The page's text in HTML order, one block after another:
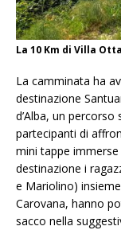
La 10 Km di Villa
La camminata ha
destinazione
d’Alba, un
partecipanti di
mini tappe
destinazione i
e Mariolino)
Carovana, hanno
sacco nella